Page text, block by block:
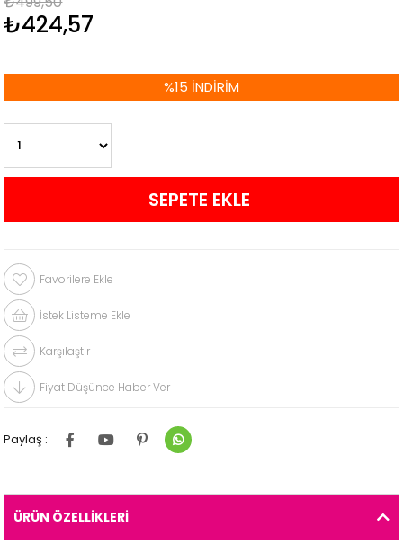
₺424,57
%15 İNDIRIM
Favorilere Ekle
İstek Listeme Ekle
Karşılaştır
Fiyat Düşünce Haber Ver
Paylaş :
ÜRÜN ÖZELLIKLERI